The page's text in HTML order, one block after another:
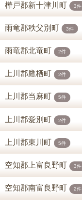
樺戸郡新十津川町 3件
雨竜郡秩父別町 3件
雨竜郡北竜町 2件
上川郡鷹栖町 2件
上川郡当麻町 5件
上川郡愛別町 2件
上川郡東川町 5件
空知郡上富良野町 3件
空知郡南富良野町 2件